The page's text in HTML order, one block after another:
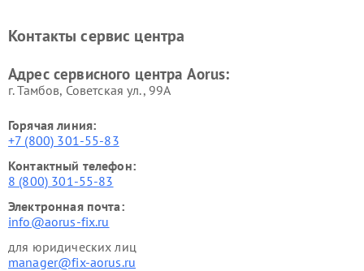
Контакты сервис центра
Адрес сервисного центра Aorus:
г. Тамбов, Советская ул., 99А
Горячая линия:
+7 (800) 301-55-83
Контактный телефон:
8 (800) 301-55-83
Электронная почта:
info@aorus-fix.ru
для юридических лиц
manager@fix-aorus.ru